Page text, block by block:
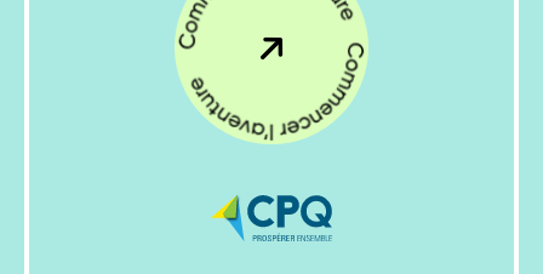
Commencer
l'aventure